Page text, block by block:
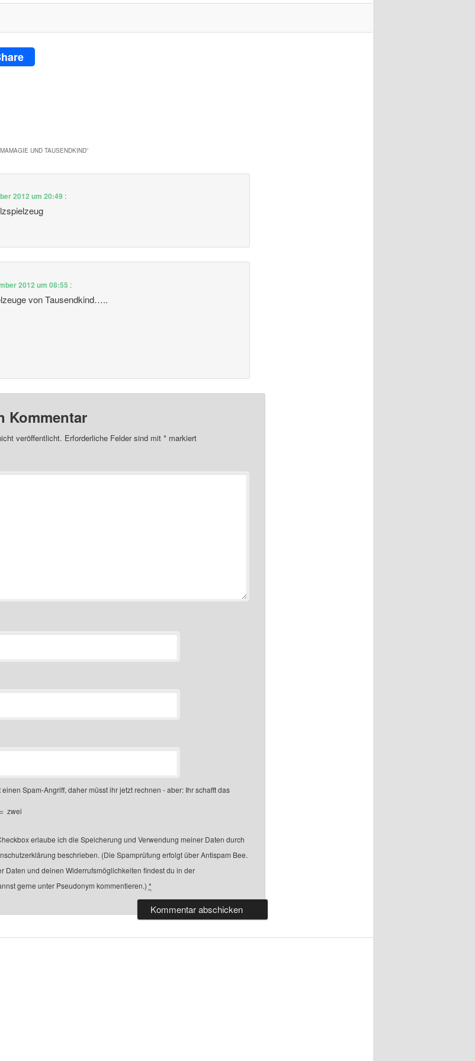
UND TAUSENDKIND”
2012 um 20:49 :
2012 um 08:55 :
von Tausendkind…..
Kommentar
veröffentlicht. Erforderliche Felder sind mit *markiert
Spam-Angriff, daher müsst ihr jetzt rechnen - aber: Ihr schafft das
= zwei
erlaube ich die Speicherung und Verwendung meiner Daten durch
beschrieben. (Die Spamprüfung erfolgt über Antispam Bee.
Daten und deinen Widerrufsmöglichkeiten findest du in der
gerne unter Pseudonym kommentieren.) *